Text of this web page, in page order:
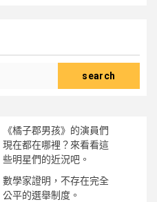
search
《橘子郡男孩》的演員們
現在都在哪裡？來看看這
些明星們的近況吧。
數學家證明，不存在完全
公平的選舉制度。